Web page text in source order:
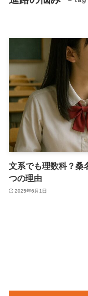
文系でも理数科？桑
つの理由
2025年6月1日